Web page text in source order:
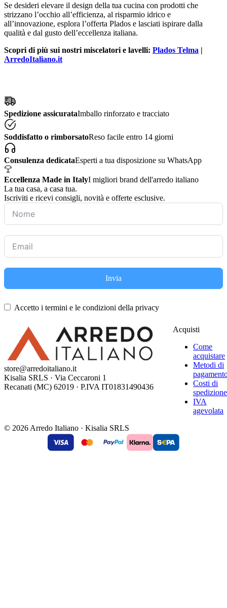
Se desideri elevare il design della tua cucina con prodotti che
strizzano l’occhio all’efficienza, al risparmio idrico e
all’innovazione, esplora l’offerta Plados e lasciati ispirare dalla
qualità e dal gusto dell’eccellenza italiana.
Scopri di più sui nostri miscelatori e lavelli: Plados Telma |
ArredoItaliano.it
Spedizione assicurataImballo rinforzato e tracciato
Soddisfatto o rimborsatoReso facile entro 14 giorni
Consulenza dedicataEsperti a tua disposizione su WhatsApp
Eccellenza Made in ItalyI migliori brand dell'arredo italiano
La tua casa, a casa tua.
Iscriviti e ricevi consigli, novità e offerte esclusive.
Invia
Accetto i termini e le condizioni della privacy
store@arredoitaliano.it
Kisalia SRLS · Via Ceccaroni 1
Recanati (MC) 62019 · P.IVA IT01831490436
Acquisti
Come
acquistare
Metodi di
Costi di
spedizione
IVA
agevolata
© 2026 Arredo Italiano · Kisalia SRLS